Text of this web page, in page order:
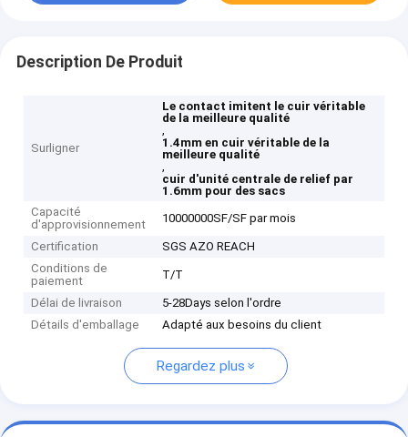
Description De Produit
Surligner
Le contact imitent le cuir véritable
de la meilleure qualité
,
1.4mm en cuir véritable de la
meilleure qualité
,
cuir d'unité centrale de relief par
1.6mm pour des sacs
Capacité
d'approvisionnement
10000000SF/SF par mois
Certification
SGS AZO REACH
Conditions de
paiement
T/T
Délai de livraison
5-28Days selon l'ordre
Détails d'emballage
Adapté aux besoins du client
Regardez plus